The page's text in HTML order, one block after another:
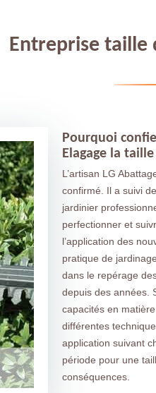
Entreprise taille
Pourquoi
Elagage la
L’artisan LG
confirmé. Il a suivi
jardinier
perfectionner et
l’application des
pratique de
dans le repérage
depuis des années.
capacités en
différentes
application suivant
période pour une
conséquences.